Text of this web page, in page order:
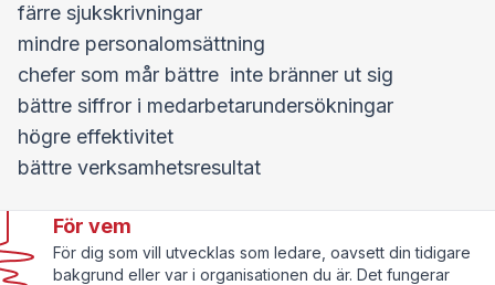
färre sjukskrivningar
mindre personalomsättning
chefer som mår bättre inte bränner ut sig
bättre siffror i medarbetarundersökningar
högre effektivitet
bättre verksamhetsresultat
För vem
För dig som vill utvecklas som ledare, oavsett din tidigare
bakgrund eller var i organisationen du är. Det fungerar